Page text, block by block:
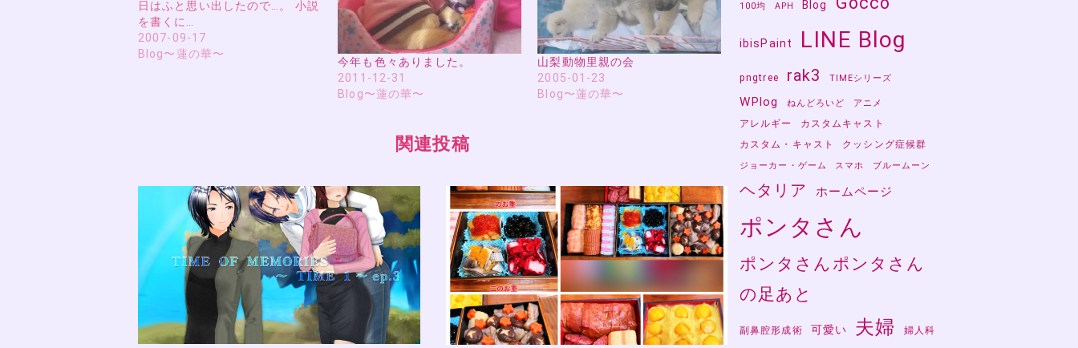
日はふと思い出したので…。 小説
を書くに…
2007-09-17
Blog〜蓮の華〜
今年も色々ありました。
2011-12-31
Blog〜蓮の華〜
山梨動物里親の会
2005-01-23
Blog〜蓮の華〜
関連投稿
100均 APH Blog
ibisPaint LINE Blog
pngtree rak3 TIMEシリーズ
WPlog ねんどろいど アニメ
アレルギー
カスタムキャスト
カスタム・キャスト
クッシング症候群
ジョーカー・ゲーム スマホ ブルームーン
ヘタリア ホームページ
ポンタさん
ポンタさんポンタさん
の足あと
副鼻腔形成術 可愛い 夫婦 婦人科